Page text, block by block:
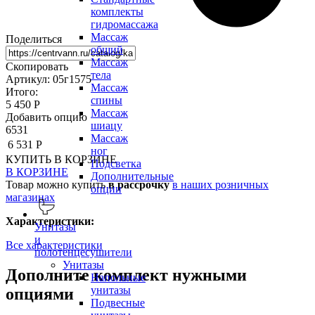
комплекты
гидромассажа
Массаж
общий
Массаж
тела
Массаж
спины
Массаж
шиацу
Массаж
ног
Подсветка
Дополнительные
опции
Унитазы
и
полотенцесушители
Унитазы
Напольные
унитазы
Подвесные
Поделиться
Скопировать
Артикул: 05г1575
Итого:
5 450 Р
Добавить опцию
6531
6 531 Р
КУПИТЬ В КОРЗИНЕ
В КОРЗИНЕ
Товар можно купитьв рассрочку в наших розничных
магазинах
Характеристики:
Все характеристики
Дополните комплект нужными
опциями